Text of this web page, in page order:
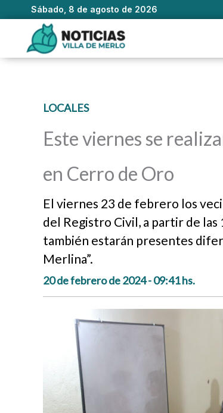
Sábado, 8 de agosto de 2026
contenido
LOCALES
Este viernes se
en Cerro de Oro
El viernes 23 de febrero los
del Registro Civil, a partir de las
también estarán presentes
Merlina”.
20 de febrero de 2024 - 09:41 hs.